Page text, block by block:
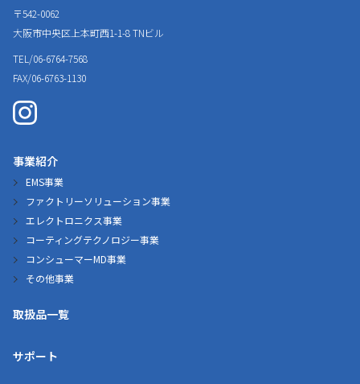
〒542-0062
大阪市中央区上本町西1-1-8TNビル
TEL/06-6764-7568
FAX/06-6763-1130
事業紹介
EMS事業
ファクトリーソリューション事業
エレクトロニクス事業
コーティングテクノロジー事業
コンシューマーMD事業
その他事業
取扱品一覧
サポート